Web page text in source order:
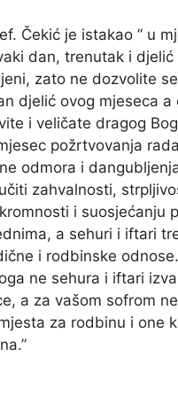
Čekić je istakao ” u
dan, trenutak i djelić
zato ne dozvolite
djelić ovog mjeseca a
i veličate dragog
požrtvovanja
odmora i
zahvalnosti,
i suosjećanju
a sehuri i iftari
i rodbinske
ne sehura i iftari
a za vašom sofrom
za rodbinu i one